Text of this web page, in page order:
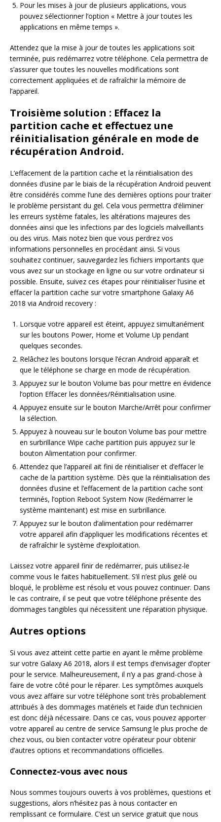
Pour les mises à jour de plusieurs applications, vous
pouvez sélectionner l’option « Mettre à jour toutes les
applications en même temps ».
Attendez que la mise à jour de toutes les applications soit
terminée, puis redémarrez votre téléphone. Cela permettra de
s’assurer que toutes les nouvelles modifications sont
correctement appliquées et de rafraîchir la mémoire de
l’appareil.
Troisième solution : Effacez la
partition cache et effectuez une
réinitialisation générale en mode de
récupération Android.
L’effacement de la partition cache et la réinitialisation des
données d’usine par le biais de la récupération Android peuvent
être considérés comme l’une des dernières options pour traiter
le problème persistant du gel. Cela vous permettra d’éliminer
les erreurs système fatales, les altérations majeures des
données ainsi que les infections par des logiciels malveillants
ou des virus. Mais notez bien que vous perdrez vos
informations personnelles en procédant ainsi. Si vous
souhaitez continuer, sauvegardez les fichiers importants que
vous avez sur un stockage en ligne ou sur votre ordinateur si
possible. Ensuite, suivez ces étapes pour réinitialiser l’usine et
effacer la partition cache sur votre smartphone Galaxy A6
2018 via Android recovery :
Lorsque votre appareil est éteint, appuyez simultanément
sur les boutons Power, Home et Volume Up pendant
quelques secondes.
Relâchez les boutons lorsque l’écran Android apparaît et
que le téléphone se charge en mode de récupération.
Appuyez sur le bouton Volume bas pour mettre en évidence
l’option Effacer les données/Réinitialisation usine.
Appuyez ensuite sur le bouton Marche/Arrêt pour confirmer
la sélection.
Appuyez à nouveau sur le bouton Volume bas pour mettre
en surbrillance Wipe cache partition puis appuyez sur le
bouton Alimentation pour confirmer.
Attendez que l’appareil ait fini de réinitialiser et d’effacer le
cache de la partition système. Dès que la réinitialisation des
données d’usine et l’effacement de la partition cache sont
terminés, l’option Reboot System Now (Redémarrer le
système maintenant) est mise en surbrillance.
Appuyez sur le bouton d’alimentation pour redémarrer
votre appareil afin d’appliquer les modifications récentes et
de rafraîchir le système d’exploitation.
Laissez votre appareil finir de redémarrer, puis utilisez-le
comme vous le faites habituellement. S’il n’est plus gelé ou
bloqué, le problème est résolu et vous pouvez continuer. Dans
le cas contraire, il se peut que votre téléphone présente des
dommages tangibles qui nécessitent une réparation physique.
Autres options
Si vous avez atteint cette partie en ayant le même problème
sur votre Galaxy A6 2018, alors il est temps d’envisager d’opter
pour le service. Malheureusement, il n’y a pas grand-chose à
faire de votre côté pour le réparer. Les symptômes auxquels
vous avez affaire sur votre téléphone sont très probablement
attribués à des dommages matériels et l’aide d’un technicien
est donc déjà nécessaire. Dans ce cas, vous pouvez apporter
votre appareil au centre de service Samsung le plus proche de
chez vous, ou bien contacter votre opérateur pour obtenir
d’autres options et recommandations officielles.
Connectez-vous avec nous
Nous sommes toujours ouverts à vos problèmes, questions et
suggestions, alors n’hésitez pas à nous contacter en
remplissant ce formulaire. C’est un service gratuit que nous